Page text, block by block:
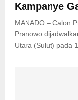
Kampanye
MANADO – Calon
Pranowo
Utara (Sulut) pada